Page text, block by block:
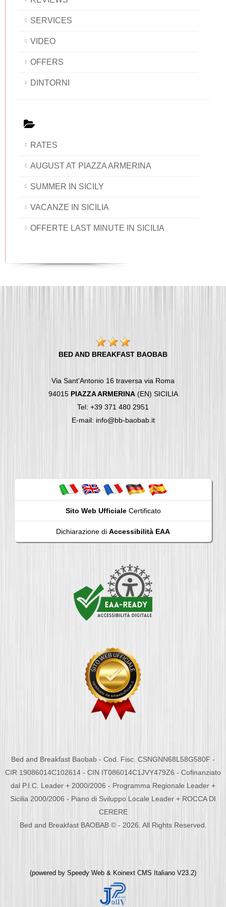
SERVICES
VIDEO
OFFERS
DINTORNI
RATES
AUGUST AT PIAZZA ARMERINA
SUMMER IN SICILY
VACANZE IN SICILIA
OFFERTE LAST MINUTE IN SICILIA
BED AND BREAKFAST BAOBAB
Via Sant'Antonio 16 traversa via Roma
94015 PIAZZA ARMERINA(EN) SICILIA
Tel: +39 371 480 2951
E-mail: info@bb-baobab.it
Sito Web UfficialeCertificato
Dichiarazione di Accessibilità EAA
Bed and Breakfast Baobab - Cod. Fisc. CSNGNN68L58G580F -
CIR 19086014C102614 - CIN IT086014C1JVY479Z6 - Cofinanziato
dal P.I.C. Leader + 2000/2006 - Programma Regionale Leader +
Sicilia 2000/2006 - Piano di Sviluppo Locale Leader + ROCCA DI
CERERE
Bed and Breakfast BAOBAB © - 2026. All Rights Reserved.
(powered by Speedy Web & Koinext CMS Italiano V23.2)